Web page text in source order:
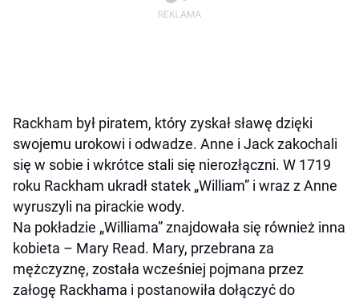
Rackham był piratem, który zyskał sławę dzięki
swojemu urokowi i odwadze. Anne i Jack zakochali
się w sobie i wkrótce stali się nierozłączni. W 1719
roku Rackham ukradł statek „William” i wraz z Anne
wyruszyli na pirackie wody.
Na pokładzie „Williama” znajdowała się również inna
kobieta – Mary Read. Mary, przebrana za
mężczyznę, została wcześniej pojmana przez
załogę Rackhama i postanowiła dołączyć do